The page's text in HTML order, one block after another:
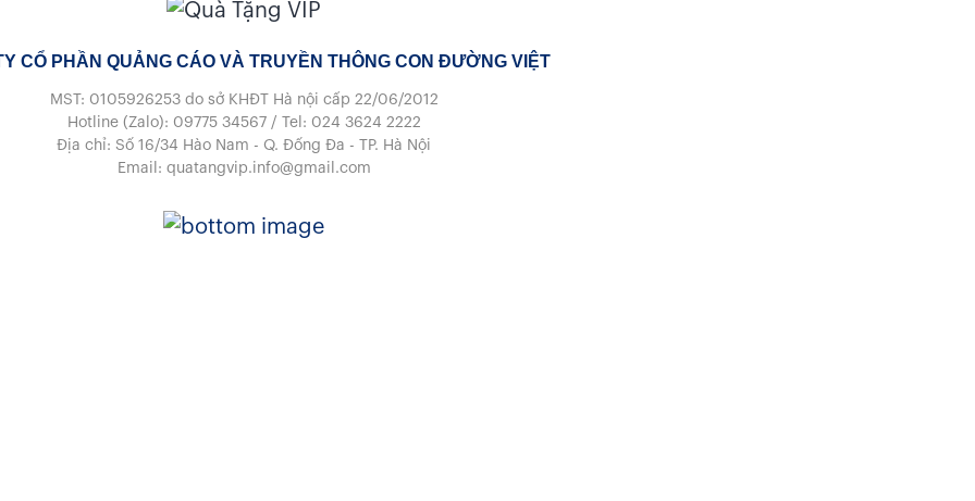
CỔ PHẦN QUẢNG CÁO VÀ TRUYỀN THÔNG CON ĐƯỜNG VIỆT
MST: 0105926253 do sở KHĐT Hà nội cấp 22/06/2012
Hotline (Zalo): 09775 34567/ Tel: 024 3624 2222
Địa chỉ: Số 16/34 Hào Nam - Q. Đống Đa - TP. Hà Nội
Email: quatangvip.info@gmail.com